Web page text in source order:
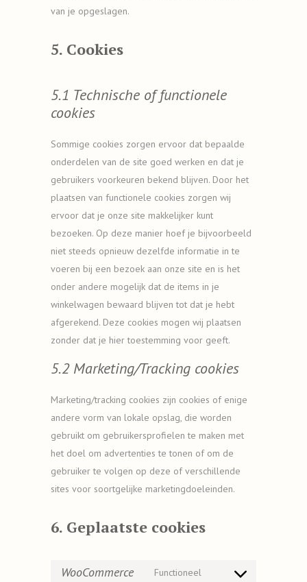
van je opgeslagen.
5. Cookies
5.1 Technische of functionele
cookies
Sommige cookies zorgen ervoor dat bepaalde
onderdelen van de site goed werken en dat je
gebruikers voorkeuren bekend blijven. Door het
plaatsen van functionele cookies zorgen wij
ervoor dat je onze site makkelijker kunt
bezoeken. Op deze manier hoef je bijvoorbeeld
niet steeds opnieuw dezelfde informatie in te
voeren bij een bezoek aan onze site en is het
onder andere mogelijk dat de items in je
winkelwagen bewaard blijven tot dat je hebt
afgerekend. Deze cookies mogen wij plaatsen
zonder dat je hier toestemming voor geeft.
5.2 Marketing/Tracking cookies
Marketing/tracking cookies zijn cookies of enige
andere vorm van lokale opslag, die worden
gebruikt om gebruikersprofielen te maken met
het doel om advertenties te tonen of om de
gebruiker te volgen op deze of verschillende
sites voor soortgelijke marketingdoeleinden.
6. Geplaatste cookies
WooCommerce Functioneel
Consent